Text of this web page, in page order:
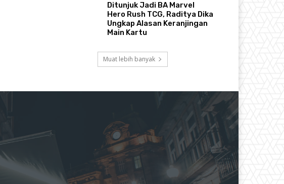
Ditunjuk Jadi BA Marvel
Hero Rush TCG, Raditya Dika
Ungkap Alasan Keranjingan
Main Kartu
Muat lebih banyak